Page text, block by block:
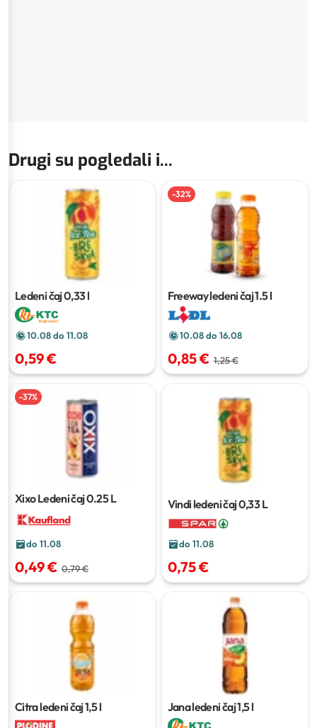
Drugi su pogledali i...
Ledeni čaj0,33 l
10.08 do 11.08
0,59 €
-32%
Freeway ledeni čaj1.5 l
10.08 do 16.08
0,85 € 1,25 €
-37%
Xixo Ledeni čaj0.25 L
do 11.08
0,49 € 0,79 €
Vindi ledeni čaj0,33 L
do 11.08
0,75 €
Citra ledeni čaj1,5 l Jana ledeni čaj1,5 l